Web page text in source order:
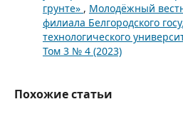
грунте» , Молодёжный
филиала Белгородского
технологического
Том 3 № 4 (2023)
Похожие статьи